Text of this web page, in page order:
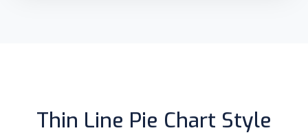
Thin Line Pie Chart Style